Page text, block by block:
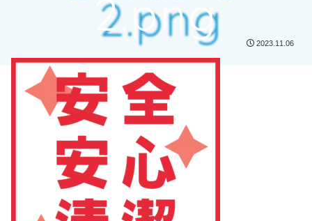
2.png
2023.11.06